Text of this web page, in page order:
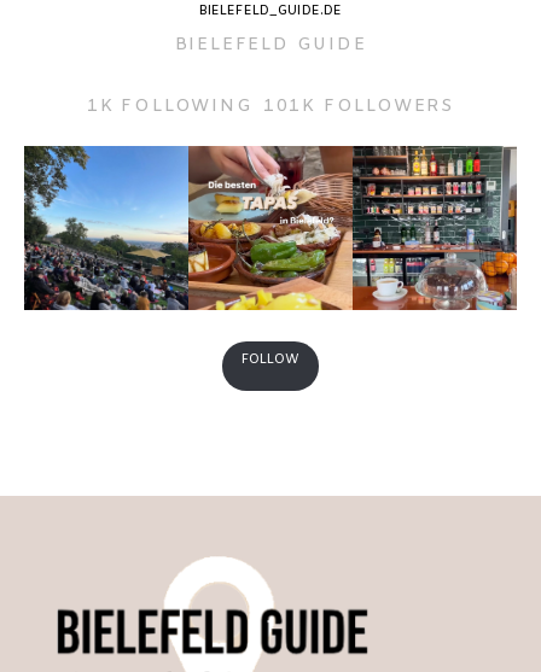
BIELEFELD_GUIDE.DE
BIELEFELD GUIDE
1K FOLLOWING 101K FOLLOWERS
FOLLOW